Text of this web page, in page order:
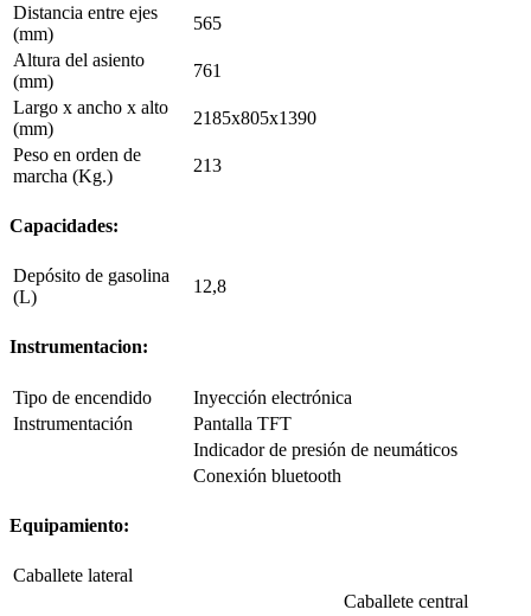
Distancia entre ejes
(mm)
565
Altura del asiento
(mm)
761
Largo x ancho x alto
(mm)
2185x805x1390
Peso en orden de
marcha (Kg.)
213
Capacidades:
Depósito de gasolina
(L)
12,8
Instrumentacion:
Tipo de encendido
Inyección electrónica
Instrumentación
Pantalla TFT
Indicador de presión de neumáticos
Conexión bluetooth
Equipamiento:
Caballete lateral
Caballete central